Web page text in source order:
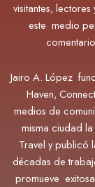
visitantes,
este medio
Jairo A. López
Haven,
medios de
misma ciudad
Travel y publicó
décadas de
promueve